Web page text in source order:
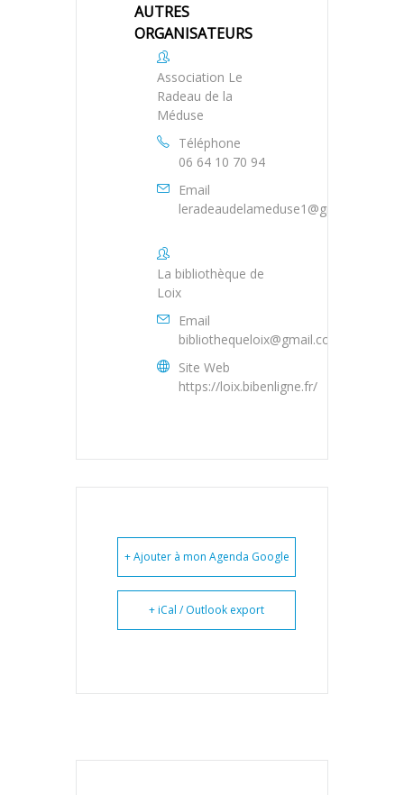
AUTRES
ORGANISATEURS
Association Le
Radeau de la
Méduse
Téléphone
06 64 10 70 94
Email
leradeaudelameduse1@gmail.com
La bibliothèque de
Loix
Email
bibliothequeloix@gmail.com
Site Web
https://loix.bibenligne.fr/
+ Ajouter à mon Agenda Google
+ iCal / Outlook export